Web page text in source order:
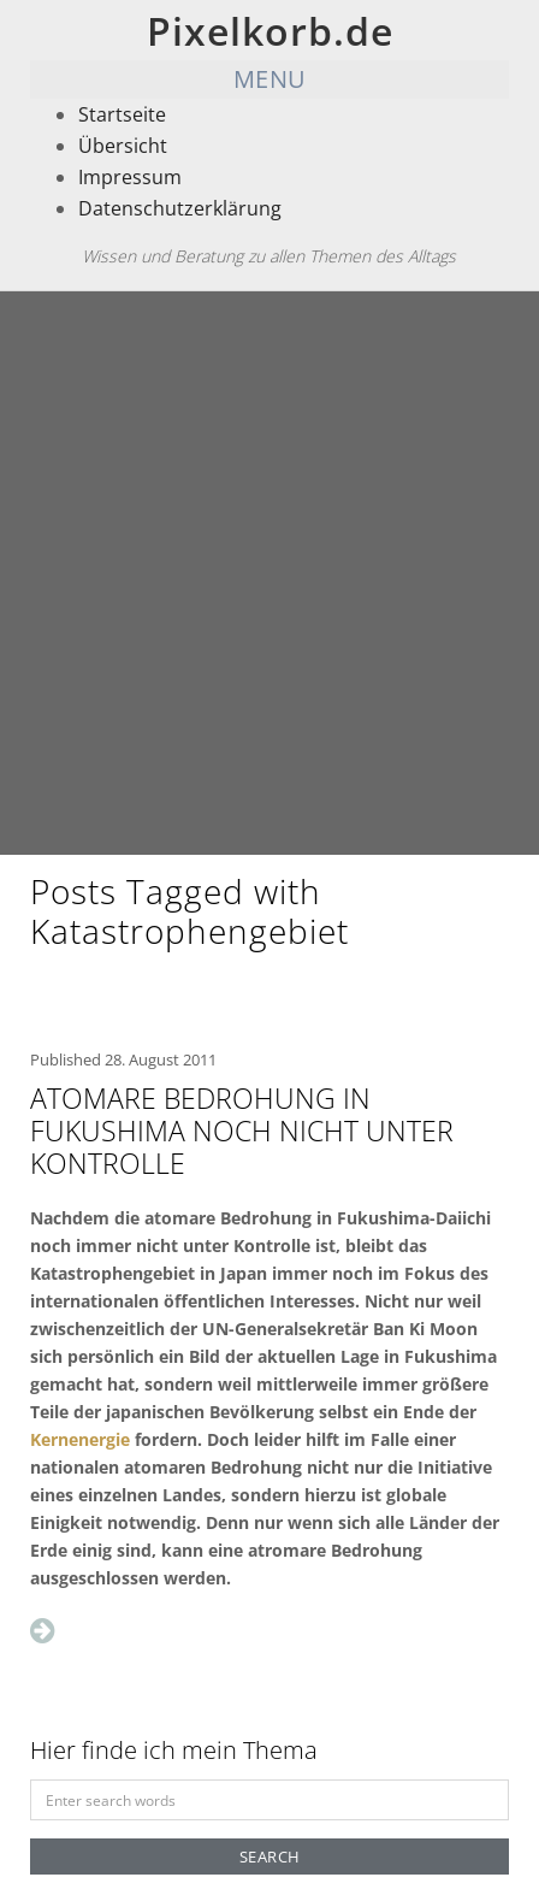
Pixelkorb.de
MENU
Startseite
Übersicht
Impressum
Datenschutzerklärung
Wissen und Beratung zu allen Themen des Alltags
Posts Tagged with
Katastrophengebiet
Published 28. August 2011
ATOMARE BEDROHUNG IN
FUKUSHIMA NOCH NICHT UNTER
KONTROLLE
Nachdem die atomare Bedrohung in Fukushima-Daiichi
noch immer nicht unter Kontrolle ist, bleibt das
Katastrophengebiet in Japan immer noch im Fokus des
internationalen öffentlichen Interesses. Nicht nur weil
zwischenzeitlich der UN-Generalsekretär Ban Ki Moon
sich persönlich ein Bild der aktuellen Lage in Fukushima
gemacht hat, sondern weil mittlerweile immer größere
Teile der japanischen Bevölkerung selbst ein Ende der
Kernenergie fordern. Doch leider hilft im Falle einer
nationalen atomaren Bedrohung nicht nur die Initiative
eines einzelnen Landes, sondern hierzu ist globale
Einigkeit notwendig. Denn nur wenn sich alle Länder der
Erde einig sind, kann eine atromare Bedrohung
ausgeschlossen werden.
Hier finde ich mein Thema
e
r